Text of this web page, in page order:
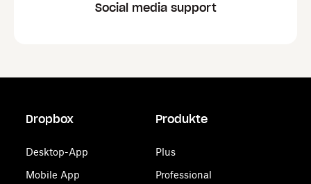
Social media support
Dropbox
Desktop-App
Mobile App
Produkte
Plus
Professional